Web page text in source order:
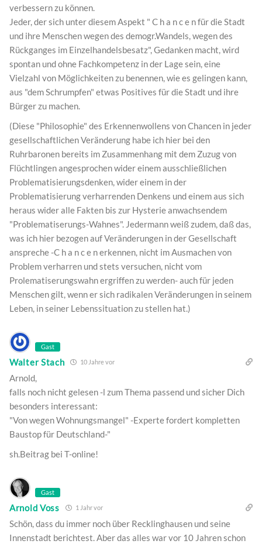
verbessern zu können.
Jeder, der sich unter diesem Aspekt " C h a n c e n für die Stadt
und ihre Menschen wegen des demogr.Wandels, wegen des
Rückganges im Einzelhandelsbesatz", Gedanken macht, wird
spontan und ohne Fachkompetenz in der Lage sein, eine
Vielzahl von Möglichkeiten zu benennen, wie es gelingen kann,
aus "dem Schrumpfen" etwas Positives für die Stadt und ihre
Bürger zu machen.
(Diese "Philosophie" des Erkennenwollens von Chancen in jeder
gesellschaftlichen Veränderung habe ich hier bei den
Ruhrbaronen bereits im Zusammenhang mit dem Zuzug von
Flüchtlingen angesprochen wider einem ausschließlichen
Problematisierungsdenken, wider einem in der
Problematisierung verharrenden Denkens und einem aus sich
heraus wider alle Fakten bis zur Hysterie anwachsendem
"Problematiserungs-Wahnes". Jedermann weiß zudem, daß das,
was ich hier bezogen auf Veränderungen in der Gesellschaft
anspreche -C h a n c e n erkennen, nicht im Ausmachen von
Problem verharren und stets versuchen, nicht vom
Prolematiserungswahn ergriffen zu werden- auch für jeden
Menschen gilt, wenn er sich radikalen Veränderungen in seinem
Leben, in seiner Lebenssituation zu stellen hat.)
Gast
Walter Stach 10 Jahre vor
Arnold,
falls noch nicht gelesen -l zum Thema passend und sicher Dich
besonders interessant:
"Von wegen Wohnungsmangel" -Experte fordert kompletten
Baustop für Deutschland-"
sh.Beitrag bei T-online!
Gast
Arnold Voss 1 Jahr vor
Schön, dass du immer noch über Recklinghausen und seine
Innenstadt berichtest. Aber das alles war vor 10 Jahren schon